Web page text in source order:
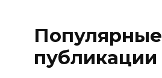
Популярные
публикации